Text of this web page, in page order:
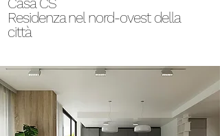
Residenza nel nord-ovest della
città